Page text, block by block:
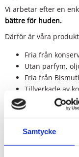
Samtycke
Vi arbetar efter en
bättre för huden.
Därför är våra
Fria från
Utan parfym,
Fria från
Tillverkade av
Ett tryggt val för dig
Skonsamt smink